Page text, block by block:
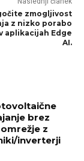
zmogljivost
z nizko porabo
aplikacijah Edge
AI.
brez
z
inverterji